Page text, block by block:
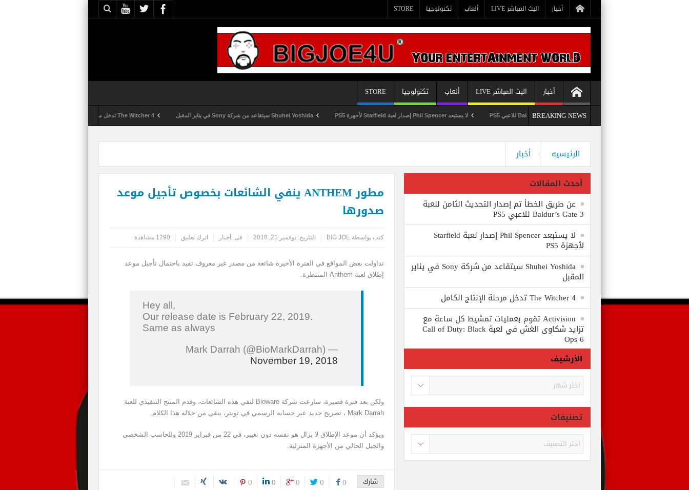
أخبار البث المباشر LIVE ألعاب تكنولوجيا STORE
أخبار البث المباشر LIVE ألعاب تكنولوجيا
STORE
BREAKING NEWSعن طريق الخطأ تم إصدار التحديث الثامن للعبة Baldur’s Gate 3 للاعبي PS5 لا يستبعد Phil Spencer إصدار لعبة Starfield لأجهزة PS5 Shuhei Yoshida سيتقاعد من شركة Sony في يناير المقبل The Witcher 4 تدخل مرحلة الإنتاج الكامل
الرئيسيه أخبار
مطور ANTHEM ينفي الشائعات بخصوص تأجيل موعد
صدورها
كتب بواسطة BIG JOE التاريخ: نوفمبر 21, 2018 فى : أخبار اترك تعليق 1290 مشاهدة
تداولت بعض المواقع في الفترة الأخيرة شائعة من مصدر غير معروف تفيد باحتمال تأجيل موعد
إطلاق لعبة Anthem المنتظرة.
Hey all,
Our release date is February 22, 2019.
Same as always
— Mark Darrah (@BioMarkDarrah)
November 19, 2018
ولكن بعد فترة قصيرة، سارعت شركة Bioware لنفي هذه الشائعات، وقدم المنتج التنفيذي للعبة
Mark Darrah ، تصريح جديد عبر حسابه الرسمي في تويتر، ينفي من خلاله هذا الكلام.
ويؤكد أن موعد الإطلاق لا يزال هو نفسه دون تغيير، في 22 من فبراير 2019 وللحاسب الشخصي
والجيل الحالي من الأجهزة المنزلية.
شارك 0
0
0
0
0
أحدث المقالات
عن طريق الخطأ تم إصدار التحديث الثامن للعبة
Baldur’s Gate 3 للاعبي PS5
لا يستبعد Phil Spencer إصدار لعبة Starfield
لأجهزة PS5
Shuhei Yoshida سيتقاعد من شركة Sony في يناير
المقبل
The Witcher 4 تدخل مرحلة الإنتاج الكامل
Activision تقوم بعمليات تمشيط كل ساعة مع
تزايد شكاوى الغش في لعبة Call of Duty: Black
Ops 6
الأرشيف
الأرشيف
تصنيفات
تصنيفات